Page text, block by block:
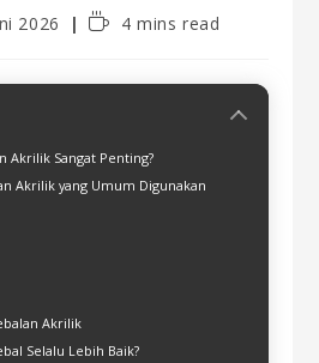
2026 4 mins read
Akrilik Sangat Penting?
Akrilik yang Umum Digunakan
Akrilik
Selalu Lebih Baik?